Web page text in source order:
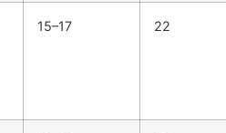
15–17 22